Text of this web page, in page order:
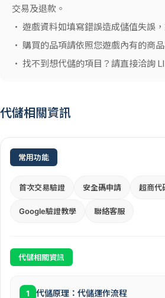
交易及退款。
• 遊戲資料如填寫錯誤造成儲值失誤
• 購買的品項請依照您遊戲內有的商品
• 找不到想代儲的項目？請直接洽詢
代儲相關資訊
常用功能
首次交易驗證 安全碼申請 超商代
Google驗證教學 聯絡客服
代儲相關資訊
1 代儲原理：代儲運作流程